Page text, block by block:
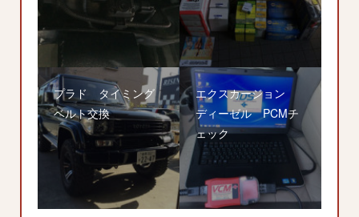
プラド タイミング
ベルト交換
エクスカージョン
ディーゼル PCMチ
ェック